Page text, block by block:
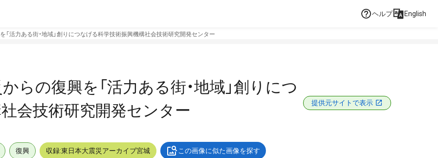
ヘルプ English
「活力ある街・地域」創りにつなげる科学技術振興機構社会技術研究開発センター
らの復興を「活力ある街・地域」創りにつ
会技術研究開発センター
提供元サイトで表示
復興 収録:東日本大震災アーカイブ宮城 この画像に似た画像を探す